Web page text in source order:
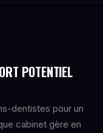
POTENTIEL
dentistes pour un
cabinet gère en